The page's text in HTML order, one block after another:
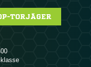
TORJÄGER